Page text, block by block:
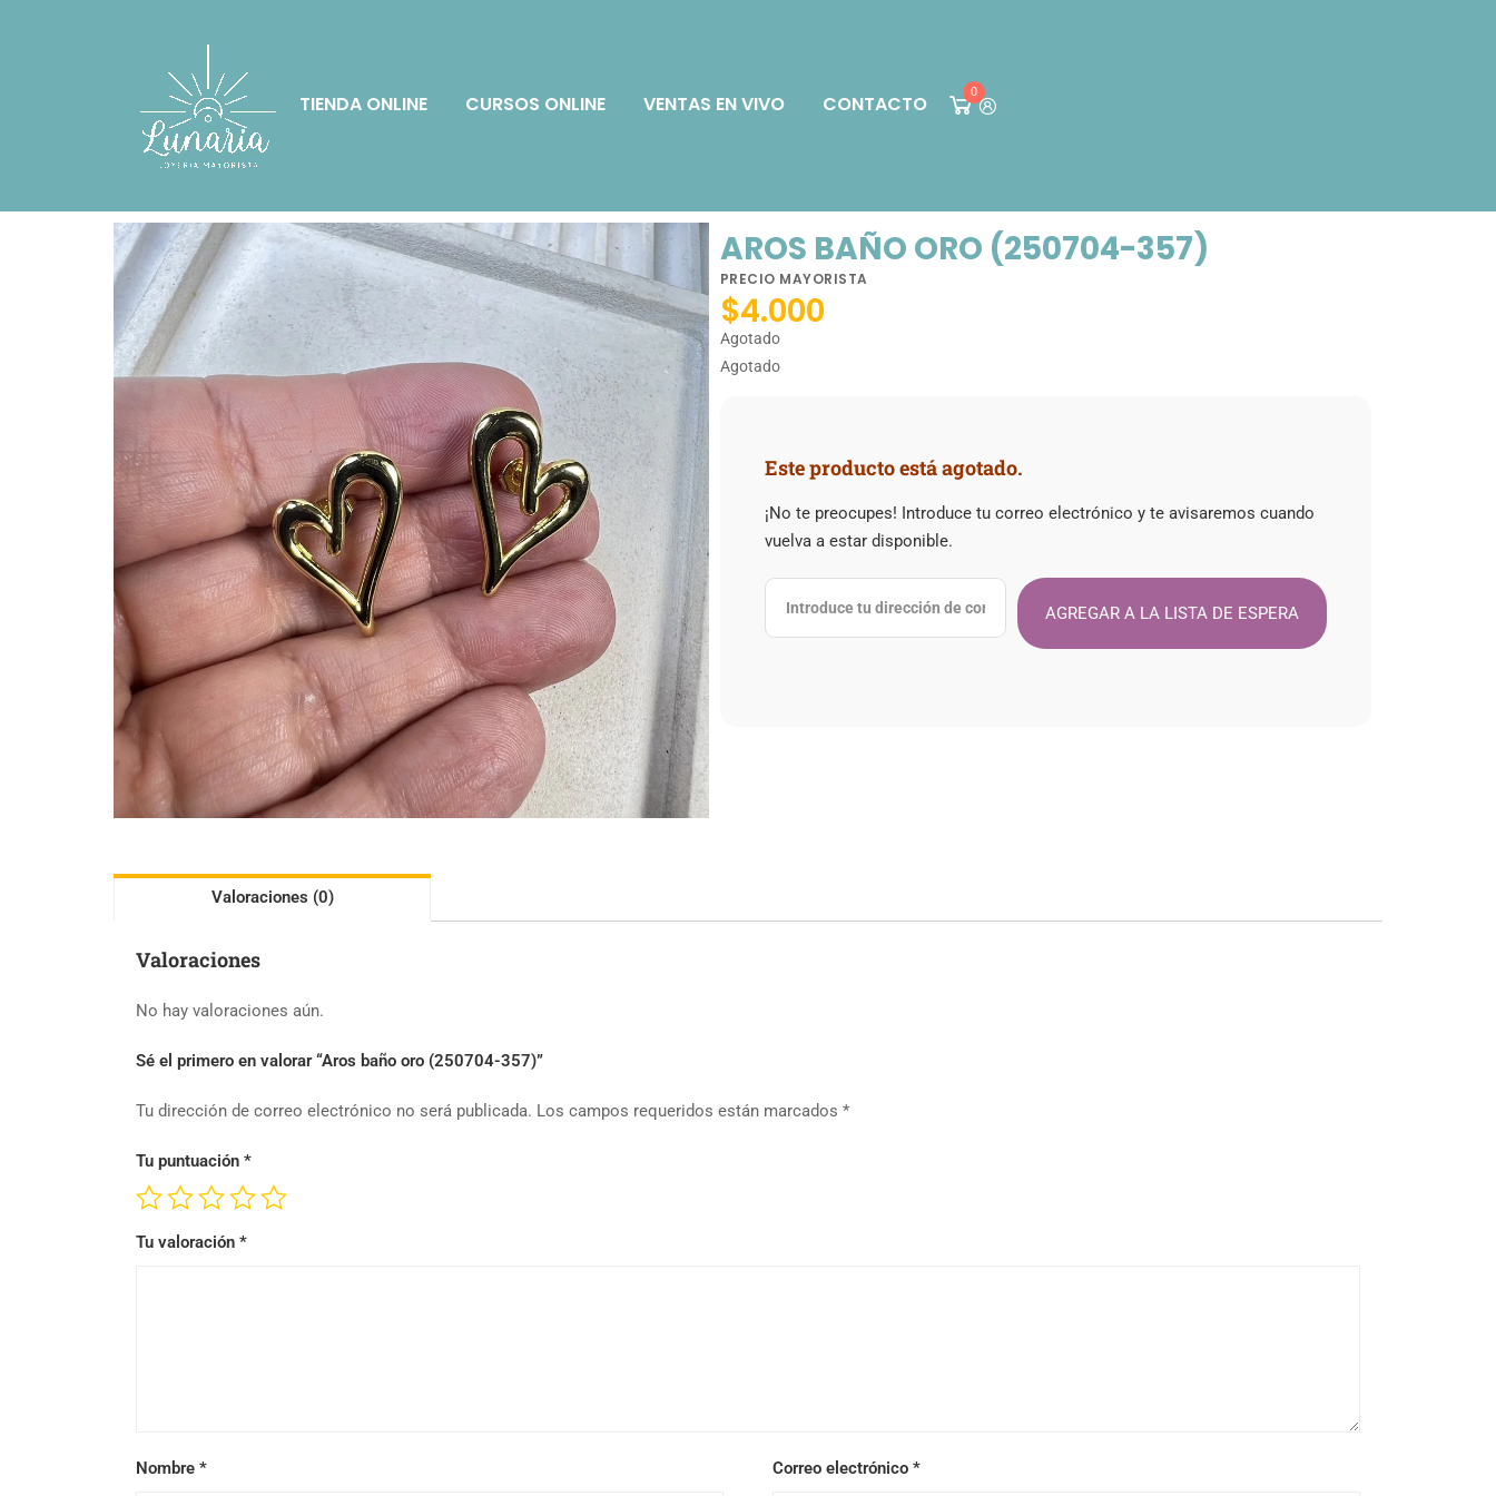
TIENDA ONLINE CURSOS ONLINE VENTAS EN VIVO CONTACTO 0
AROS BAÑO ORO (250704-357)
PRECIO MAYORISTA
$4.000
Agotado
Agotado
Este producto está agotado.
¡No te preocupes! Introduce tu correo electrónico y te avisaremos cuando
vuelva a estar disponible.
Valoraciones (0)
Valoraciones
No hay valoraciones aún.
Sé el primero en valorar “Aros baño oro (250704-357)”
Tu dirección de correo electrónico no será publicada. Los campos requeridos están marcados *
Tu puntuación *
Tu valoración *
Nombre * Correo electrónico *